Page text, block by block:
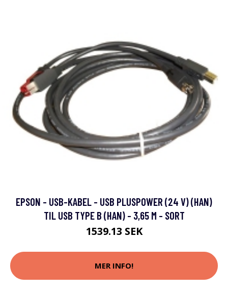
EPSON - USB-KABEL - USB PLUSPOWER (24 V) (HAN)
TIL USB TYPE B (HAN) - 3,65 M - SORT
1539.13 SEK
MER INFO!